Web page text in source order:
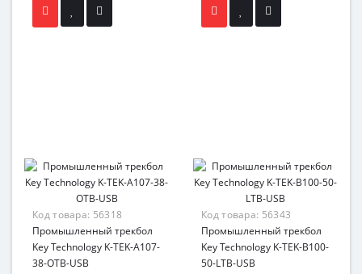
Код товара: 56318
Промышленный трекбол
Key Technology K-TEK-A107-
38-OTB-USB
Код товара: 56343
Промышленный трекбол
Key Technology K-TEK-B100-
50-LTB-USB